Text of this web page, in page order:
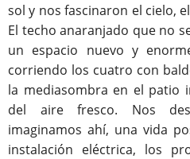
sol y nos fascinaron el cielo,
El techo anaranjado que no
un espacio nuevo y
corriendo los cuatro con
la mediasombra en el patio
del aire fresco. Nos
imaginamos ahí, una vida
instalación eléctrica, los